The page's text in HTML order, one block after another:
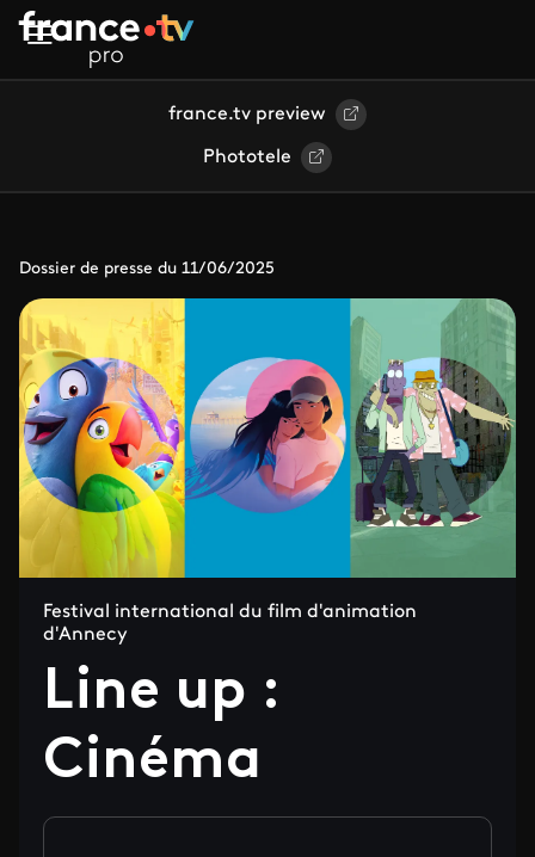
Aller au contenu principal
france.tv preview
Phototele
Dossier de presse du 11/06/2025
Festival international du film d'animation
d'Annecy
Line up :
Cinéma